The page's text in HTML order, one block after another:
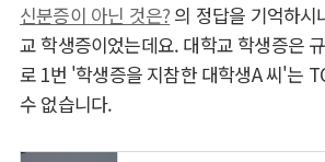
신분증이 아닌 것은? 의 정답을 기억하시
교 학생증이었는데요. 대학교 학생증은
로 1번 '학생증을 지참한 대학생A 씨'는
수 없습니다.